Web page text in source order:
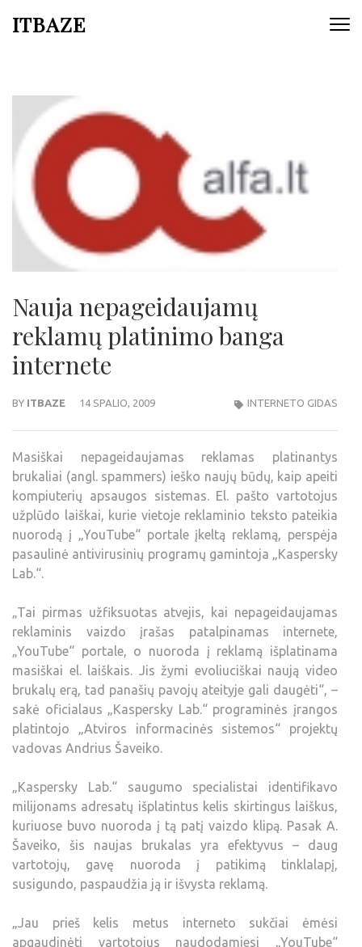
ITBAZE
Nauja nepageidaujamų
reklamų platinimo banga
internete
BY ITBAZE 14 SPALIO, 2009 INTERNETO GIDAS
Masiškai nepageidaujamas reklamas platinantys
brukaliai (angl. spammers) ieško naujų būdų, kaip apeiti
kompiuterių apsaugos sistemas. El. pašto vartotojus
užplūdo laiškai, kurie vietoje reklaminio teksto pateikia
nuorodą į „YouTube“ portale įkeltą reklamą, perspėja
pasaulinė antivirusinių programų gamintoja „Kaspersky
Lab.“.
„Tai pirmas užfiksuotas atvejis, kai nepageidaujamas
reklaminis vaizdo įrašas patalpinamas internete,
„YouTube“ portale, o nuoroda į reklamą išplatinama
masiškai el. laiškais. Jis žymi evoliuciškai naują video
brukalų erą, tad panašių pavojų ateityje gali daugėti“, –
sakė oficialaus „Kaspersky Lab.“ programinės įrangos
platintojo „Atviros informacinės sistemos“ projektų
vadovas Andrius Šaveiko.
„Kaspersky Lab.“ saugumo specialistai identifikavo
milijonams adresatų išplatintus kelis skirtingus laiškus,
kuriuose buvo nuoroda į tą patį vaizdo klipą. Pasak A.
Šaveiko, šis naujas brukalas yra efektyvus – daug
vartotojų, gavę nuoroda į patikimą tinklalapį,
susigundo, paspaudžia ją ir išvysta reklamą.
„Jau prieš kelis metus interneto sukčiai ėmėsi
apgaudinėti vartotojus naudodamiesi „YouTube“